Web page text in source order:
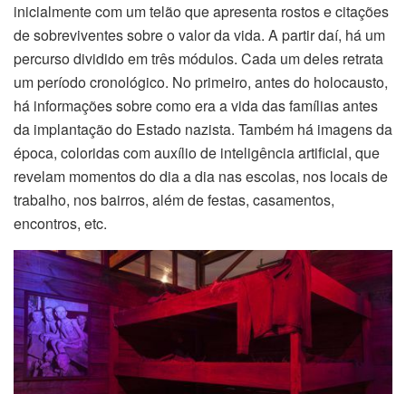
inicialmente com um telão que apresenta rostos e citações
de sobreviventes sobre o valor da vida. A partir daí, há um
percurso dividido em três módulos. Cada um deles retrata
um período cronológico. No primeiro, antes do holocausto,
há informações sobre como era a vida das famílias antes
da implantação do Estado nazista. Também há imagens da
época, coloridas com auxílio de inteligência artificial, que
revelam momentos do dia a dia nas escolas, nos locais de
trabalho, nos bairros, além de festas, casamentos,
encontros, etc.